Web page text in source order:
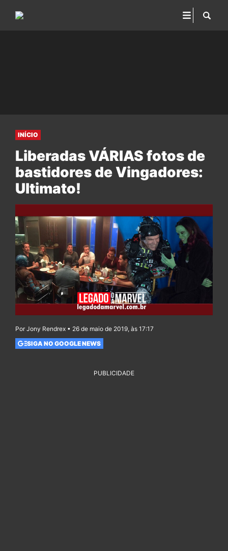
INÍCIO
Liberadas VÁRIAS fotos de
bastidores de Vingadores:
Ultimato!
Por Jony Rendrex • 26 de maio de 2019, às 17:17
SIGA NO GOOGLE NEWS
PUBLICIDADE